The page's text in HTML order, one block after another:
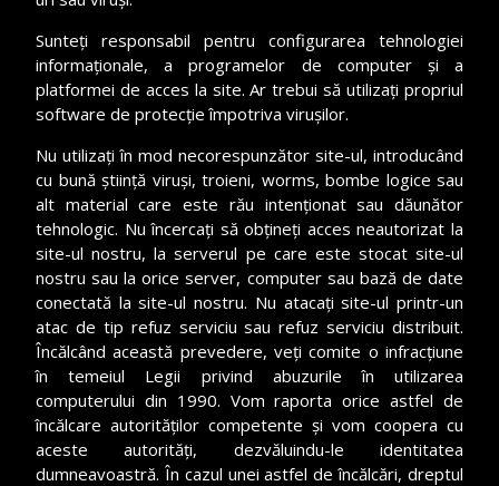
Sunteți responsabil pentru configurarea tehnologiei
informaționale, a programelor de computer și a
platformei de acces la site. Ar trebui să utilizați propriul
software de protecție împotriva virușilor.
Nu utilizați în mod necorespunzător site-ul, introducând
cu bună știință viruși, troieni, worms, bombe logice sau
alt material care este rău intenționat sau dăunător
tehnologic. Nu încercați să obțineți acces neautorizat la
site-ul nostru, la serverul pe care este stocat site-ul
nostru sau la orice server, computer sau bază de date
conectată la site-ul nostru. Nu atacați site-ul printr-un
atac de tip refuz serviciu sau refuz serviciu distribuit.
Încălcând această prevedere, veți comite o infracțiune
în temeiul Legii privind abuzurile în utilizarea
computerului din 1990. Vom raporta orice astfel de
încălcare autorităților competente și vom coopera cu
aceste autorități, dezvăluindu-le identitatea
dumneavoastră. În cazul unei astfel de încălcări, dreptul